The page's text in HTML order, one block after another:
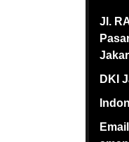
Jl.
DKI